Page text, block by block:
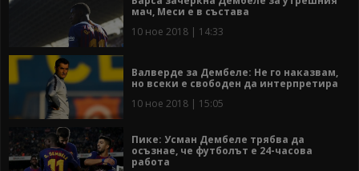
мач, Меси е в състава
10 ное 2018 | 14:33
Валверде за Дембеле: Не го наказвам,
но всеки е свободен да интерпретира
10 ное 2018 | 15:05
Пике: Усман Дембеле трябва да
осъзнае, че футболът е 24-часова
работа